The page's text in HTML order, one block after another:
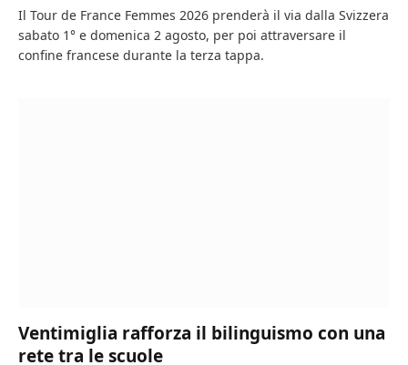
Il Tour de France Femmes 2026 prenderà il via dalla Svizzera
sabato 1° e domenica 2 agosto, per poi attraversare il
confine francese durante la terza tappa.
Ventimiglia rafforza il bilinguismo con una
rete tra le scuole